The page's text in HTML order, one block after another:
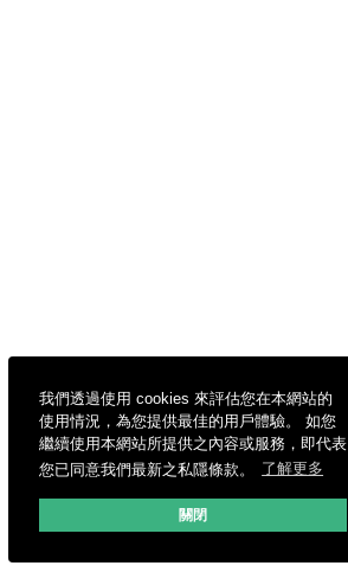
我們透過使用 cookies 來評估您在本網站的
使用情況，為您提供最佳的用戶體驗。 如您
繼續使用本網站所提供之內容或服務，即代表
您已同意我們最新之私隱條款。
了解更多
關閉